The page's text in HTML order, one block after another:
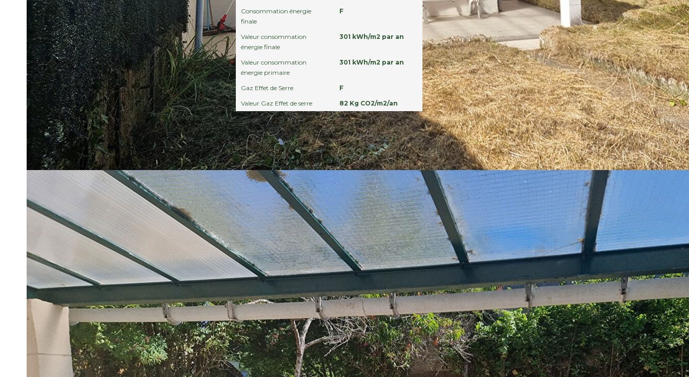
Consommation énergie
finale
F
Valeur consommation
énergie finale
301 kWh/m2 par an
Valeur consommation
énergie primaire
301 kWh/m2 par an
Gaz Effet de Serre
F
Valeur Gaz Effet de serre
82 Kg CO2/m2/an
Description des pièces
Pièce m2 Exp. Vue Commentaires
14,16
0 Séjour 28,17
7,60
Salle d'eau
0 Couloir 3,80
1 Chambre 13,11
1 Chambre 13,80
Chambre 13
Garage 24
0 Garage
Terrasse 14